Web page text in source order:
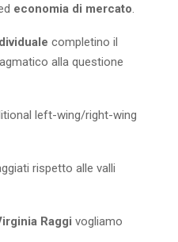
economia di mercato
completino il
alla questione
left-wing/right-wing
rispetto alle valli
Raggi vogliamo